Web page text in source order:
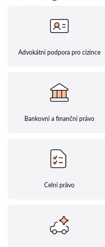
Advokátní podpora pro cizince
Bankovní a finanční právo
Celní právo